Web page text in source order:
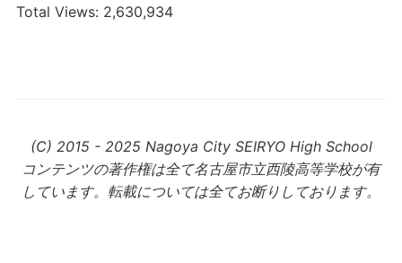
Total Views: 2,630,934
(C) 2015 - 2025 Nagoya City SEIRYO High School
コンテンツの著作権は全て名古屋市立西陵高等学校が有
しています。転載については全てお断りしております。